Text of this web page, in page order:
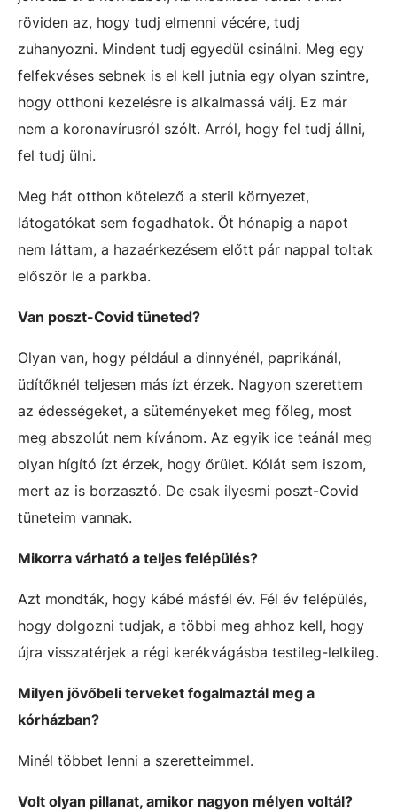
röviden az, hogy tudj elmenni vécére, tudj
zuhanyozni. Mindent tudj egyedül csinálni. Meg egy
felfekvéses sebnek is el kell jutnia egy olyan szintre,
hogy otthoni kezelésre is alkalmassá válj. Ez már
nem a koronavírusról szólt. Arról, hogy fel tudj állni,
fel tudj ülni.
Meg hát otthon kötelező a steril környezet,
látogatókat sem fogadhatok. Öt hónapig a napot
nem láttam, a hazaérkezésem előtt pár nappal toltak
először le a parkba.
Van poszt-Covid tüneted?
Olyan van, hogy például a dinnyénél, paprikánál,
üdítőknél teljesen más ízt érzek. Nagyon szerettem
az édességeket, a süteményeket meg főleg, most
meg abszolút nem kívánom. Az egyik ice teánál meg
olyan hígító ízt érzek, hogy őrület. Kólát sem iszom,
mert az is borzasztó. De csak ilyesmi poszt-Covid
tüneteim vannak.
Mikorra várható a teljes felépülés?
Azt mondták, hogy kábé másfél év. Fél év felépülés,
hogy dolgozni tudjak, a többi meg ahhoz kell, hogy
újra visszatérjek a régi kerékvágásba testileg-lelkileg.
Milyen jövőbeli terveket fogalmaztál meg a
kórházban?
Minél többet lenni a szeretteimmel.
Volt olyan pillanat, amikor nagyon mélyen voltál?